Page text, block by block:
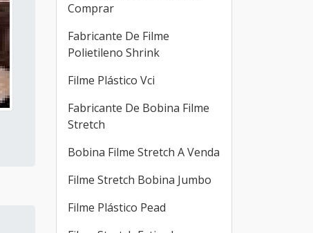
Comprar
Fabricante De Filme
Polietileno Shrink
Filme Plástico Vci
Fabricante De Bobina Filme
Stretch
Bobina Filme Stretch A Venda
Filme Stretch Bobina Jumbo
Filme Plástico Pead